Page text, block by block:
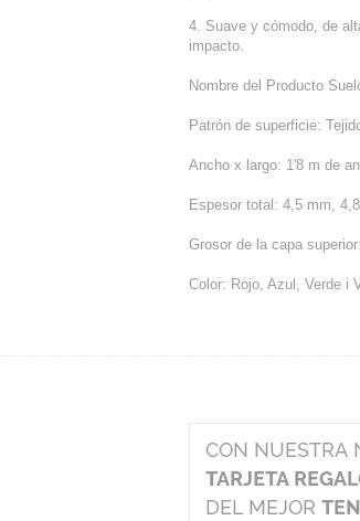
4. Suave y cómodo, de
impacto.
Nombre del Producto
Patrón de superficie:
Ancho x largo: 1'8 m de
Espesor total: 4,5 mm,
Grosor de la capa superior:
Color: Rojo, Azul, Verde i